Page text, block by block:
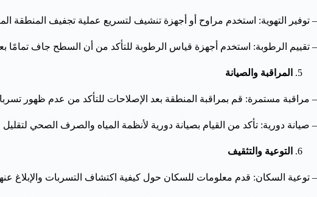
– توفير التهوية: استخدم مراوح أو أجهزة تنشيف لتسريع عملية تجفيف المنطقة
– تقييم الرطوبة: استخدم أجهزة قياس الرطوبة للتأكد من أن السطح جاف تمامًا
المراقبة والصيانة
– مراقبة مستمرة: قم بمراقبة المنطقة بعد الإصلاحات للتأكد من عدم ظهور
– صيانة دورية: تأكد من القيام بصيانة دورية لأنظمة المياه والصرف الصحي
التوعية والتثقيف
– توعية السكان: قدم معلومات للسكان حول كيفية اكتشاف التسربات والإبلاغ